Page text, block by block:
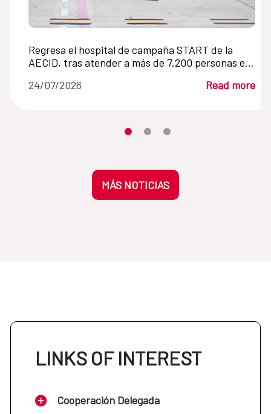
Regresa el hospital de campaña START de la
AECID, tras atender a más de 7.200 personas en
24/07/2026 Read more
Moves the carousel to its element
Moves the carousel to its
Moves the carousel to its
MÁS NOTICIAS
LINKS OF INTEREST
Cooperación Delegada